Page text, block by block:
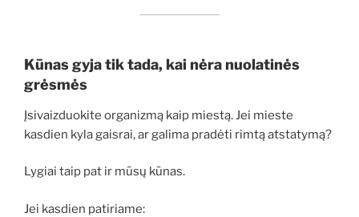
Kūnas gyja tik tada, kai nėra nuolatinės
grėsmės
Įsivaizduokite organizmą kaip miestą. Jei mieste
kasdien kyla gaisrai, ar galima pradėti rimtą atstatymą?
Lygiai taip pat ir mūsų kūnas.
Jei kasdien patiriame: